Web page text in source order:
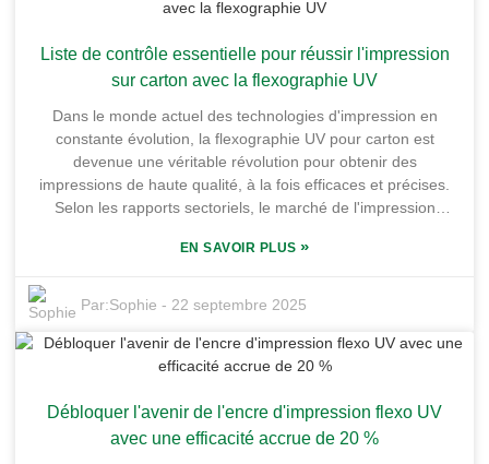
de chimie fine de Honghai, à Huizhou, nous confère un réel
fabriquer des encres performantes pour les travaux
d'impression spécialisés. Pour vous aider, nous avons
points importants à prendre en compte lors du choix d'une
encre offset UV, afin que vous puissiez investir dans les
meilleurs produits pour vos projets.
Liste de contrôle essentielle pour réussir l'impression
sur carton avec la flexographie UV
Dans le monde actuel des technologies d'impression en
constante évolution, la flexographie UV pour carton est
devenue une véritable révolution pour obtenir des
impressions de haute qualité, à la fois efficaces et précises.
Selon les rapports sectoriels, le marché de l'impression
dollars d'ici 2028 – un chiffre colossal ! Une grande partie de
UV, qui repoussent les limites des méthodes traditionnelles.
Chez Guangdong Shunfeng Ink Co., Ltd., située dans la base
industrielle de chimie fine de Honghai, dans le district de
Huiyang, nous comprenons parfaitement l'importance de
techniques d'impression pour répondre aux besoins du
marché. Notre usine n'est pas petite non plus : elle s'étend
EN SAVOIR PLUS »
Par:Sophie - 22 septembre 2025
Débloquer l'avenir de l'encre d'impression flexo UV
avec une efficacité accrue de 20 %